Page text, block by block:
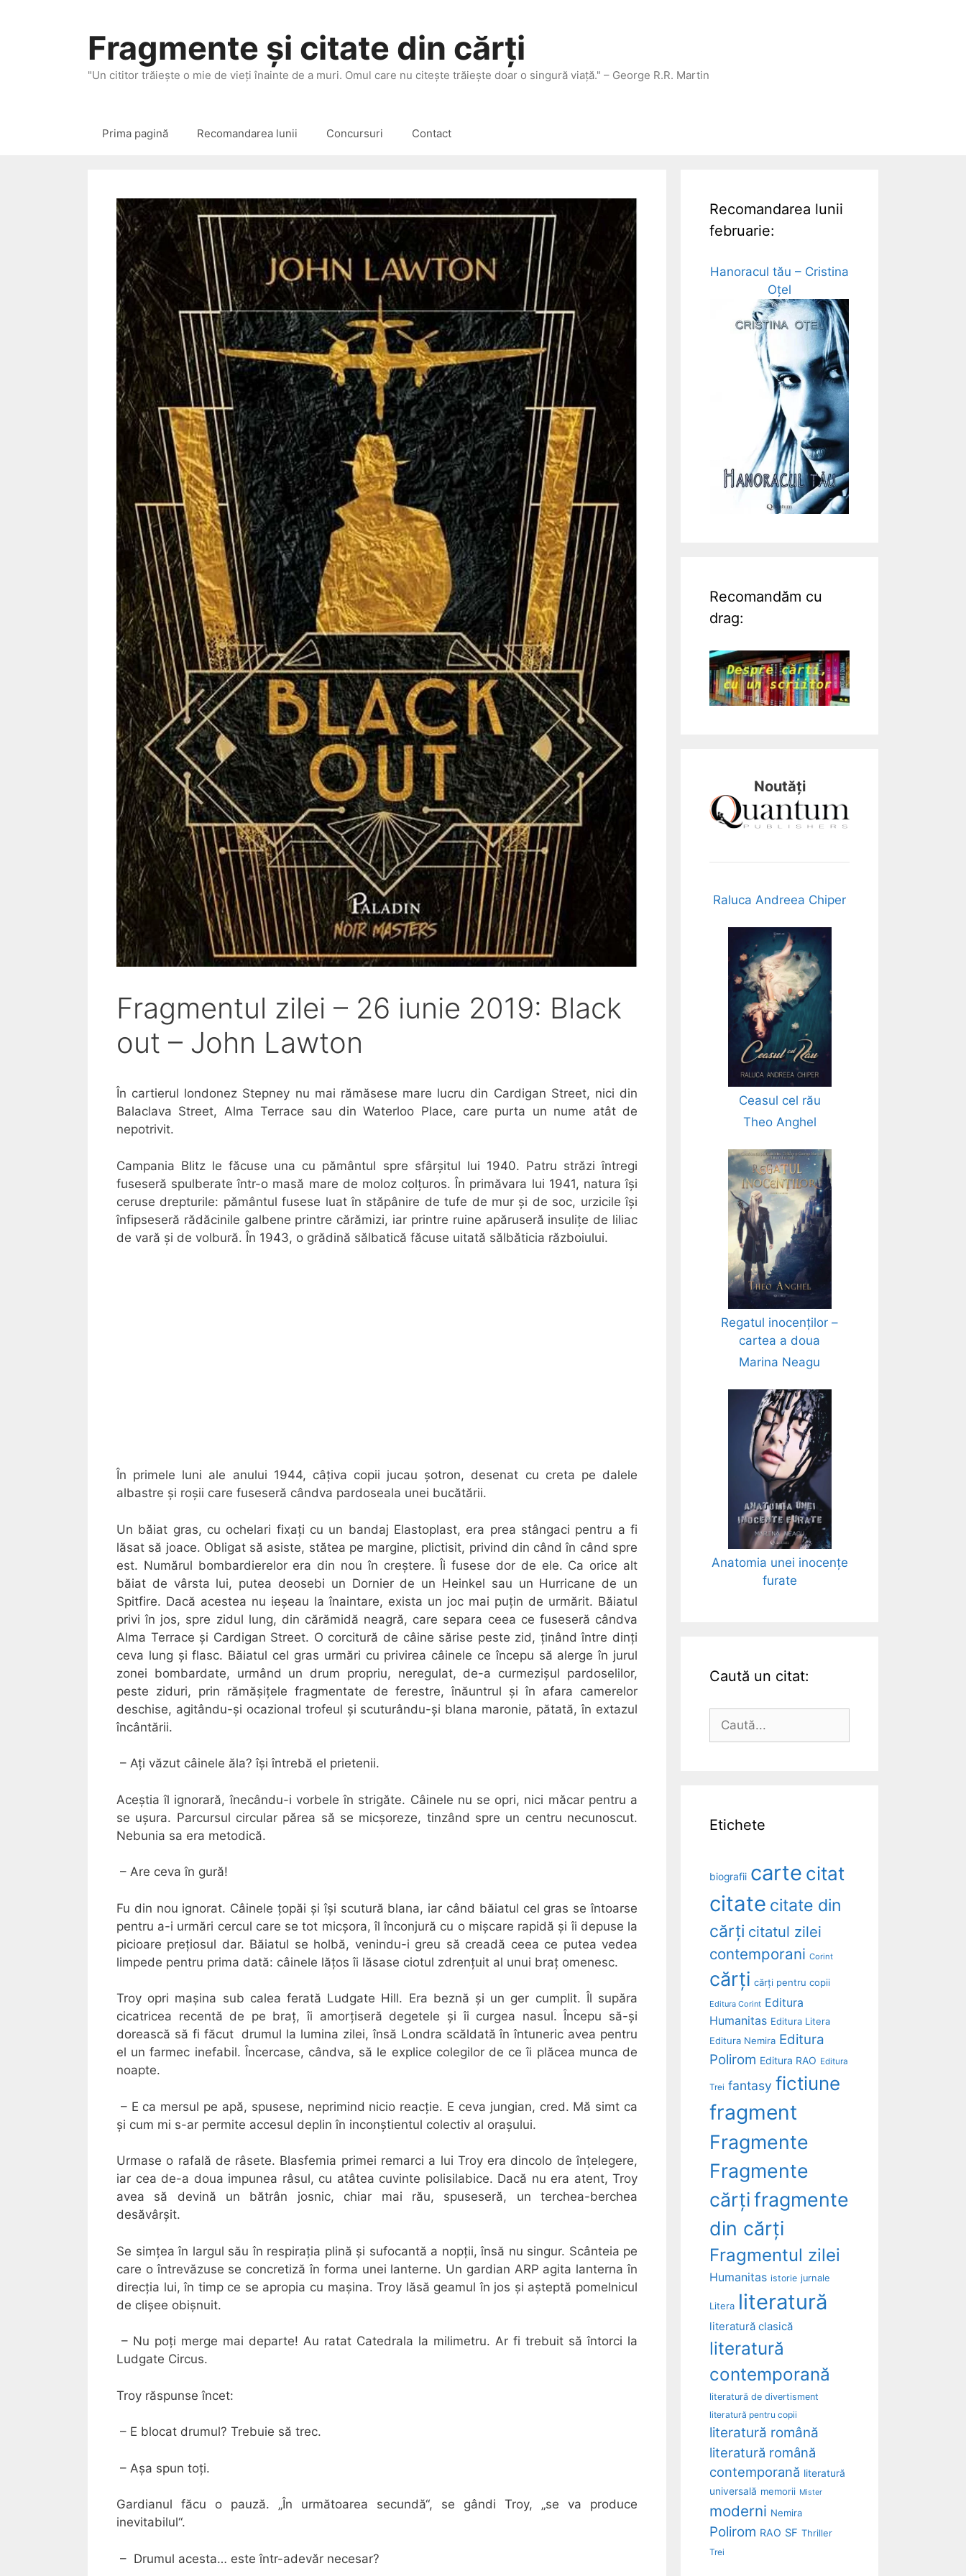
Fragmente și citate din cărți
"Un cititor trăieşte o mie de vieţi înainte de a muri. Omul care nu citeşte trăieşte doar o singură viaţă." – George R.R. Martin
Prima pagină Recomandarea lunii Concursuri Contact
Fragmentul zilei – 26 iunie 2019: Black
out – John Lawton
În cartierul londonez Stepney nu mai rămăsese mare lucru din Cardigan Street, nici din
Balaclava Street, Alma Terrace sau din Waterloo Place, care purta un nume atât de
nepotrivit.
Campania Blitz le făcuse una cu pământul spre sfârşitul lui 1940. Patru străzi întregi
fuseseră spulberate într-o masă mare de moloz colţuros. În primăvara lui 1941, natura îşi
ceruse drepturile: pământul fusese luat în stăpânire de tufe de mur şi de soc, urzicile îşi
înfipseseră rădăcinile galbene printre cărămizi, iar printre ruine apăruseră insuliţe de liliac
de vară şi de volbură. În 1943, o grădină sălbatică făcuse uitată sălbăticia războiului.
În primele luni ale anului 1944, câțiva copii jucau şotron, desenat cu creta pe dalele
albastre şi roşii care fuseseră cândva pardoseala unei bucătării.
Un băiat gras, cu ochelari fixaţi cu un bandaj Elastoplast, era prea stângaci pentru a fi
lăsat să joace. Obligat să asiste, stătea pe margine, plictisit, privind din când în când spre
est. Numărul bombardierelor era din nou în creştere. Îi fusese dor de ele. Ca orice alt
băiat de vârsta lui, putea deosebi un Dornier de un Heinkel sau un Hurricane de un
Spitfire. Dacă acestea nu ieşeau la înaintare, exista un joc mai puţin de urmărit. Băiatul
privi în jos, spre zidul lung, din cărămidă neagră, care separa ceea ce fuseseră cândva
Alma Terrace şi Cardigan Street. O corcitură de câine sărise peste zid, ţinând între dinţi
ceva lung şi flasc. Băiatul cel gras urmări cu privirea câinele ce începu să alerge în jurul
zonei bombardate, urmând un drum propriu, neregulat, de-a curmezişul pardoselilor,
peste ziduri, prin rămăşiţele fragmentate de ferestre, înăuntrul şi în afara camerelor
deschise, agitându-şi ocazional trofeul şi scuturându-şi blana maronie, pătată, în extazul
încântării.
– Aţi văzut câinele ăla? îşi întrebă el prietenii.
Aceștia îl ignorară, înecându-i vorbele în strigăte. Câinele nu se opri, nici măcar pentru a
se uşura. Parcursul circular părea să se micşoreze, tinzând spre un centru necunoscut.
Nebunia sa era metodică.
– Are ceva în gură!
Fu din nou ignorat. Câinele ţopăi şi îşi scutură blana, iar când băiatul cel gras se întoarse
pentru a-i urmări cercul care se tot micşora, îl înconjură cu o mişcare rapidă şi îi depuse la
picioare preţiosul dar. Băiatul se holbă, venindu-i greu să creadă ceea ce putea vedea
limpede pentru prima dată: câinele lăţos îi lăsase ciotul zdrenţuit al unui braţ omenesc.
Troy opri maşina sub calea ferată Ludgate Hill. Era beznă şi un ger cumplit. Îl supăra
cicatricea recentă de pe braţ, îi amorţiseră degetele şi îi curgea nasul. Începu să-şi
dorească să fi făcut drumul la lumina zilei, însă Londra scăldată în întuneric avea pentru
el un farmec inefabil. Încercase, cândva, să le explice colegilor de ce îi plăcea munca de
noapte.
– E ca mersul pe apă, spusese, neprimind nicio reacţie. E ceva jungian, cred. Mă simt ca
şi cum mi s-ar permite accesul deplin în inconştientul colectiv al oraşului.
Urmase o rafală de râsete. Blasfemia primei remarci a lui Troy era dincolo de înţelegere,
iar cea de-a doua impunea râsul, cu atâtea cuvinte polisilabice. Dacă nu era atent, Troy
avea să devină un bătrân josnic, chiar mai rău, spuseseră, un terchea-berchea
desăvârşit.
Se simțea în largul său în respiraţia plină şi sufocantă a nopţii, însă nu singur. Scânteia pe
care o întrevăzuse se concretiză în forma unei lanterne. Un gardian ARP agita lanterna în
direcţia lui, în timp ce se apropia cu maşina. Troy lăsă geamul în jos şi aşteptă pomelnicul
de clişee obişnuit.
– Nu poţi merge mai departe! Au ratat Catedrala la milimetru. Ar fi trebuit să întorci la
Ludgate Circus.
Troy răspunse încet:
– E blocat drumul? Trebuie să trec.
– Aşa spun toţi.
Gardianul făcu o pauză. „În următoarea secundă“, se gândi Troy, „se va produce
inevitabilul“.
– Drumul acesta… este într-adevăr necesar?
Recomandarea lunii
februarie:
Hanoracul tău – Cristina
Oțel
Recomandăm cu
drag:
Noutăți
Raluca Andreea Chiper
Ceasul cel rău
Theo Anghel
Regatul inocenților –
cartea a doua
Marina Neagu
Anatomia unei inocențe
furate
Caută un citat:
Caută
Etichete
biografii carte citat
citate citate din
cărți citatul zilei
contemporani Corint
cărți cărți pentru copii
Editura Corint Editura
Humanitas Editura Litera
Editura Nemira Editura
Polirom Editura RAO Editura
Trei fantasy fictiune
fragment
Fragmente
Fragmente
cărțifragmente
din cărți
Fragmentul zilei
Humanitas istorie jurnale
Litera literatură
literatură clasică
literatură
contemporană
literatură de divertisment
literatură pentru copii
literatură română
literatură română
contemporană literatură
universală memorii Mister
moderni Nemira
Polirom RAO SF Thriller
Trei